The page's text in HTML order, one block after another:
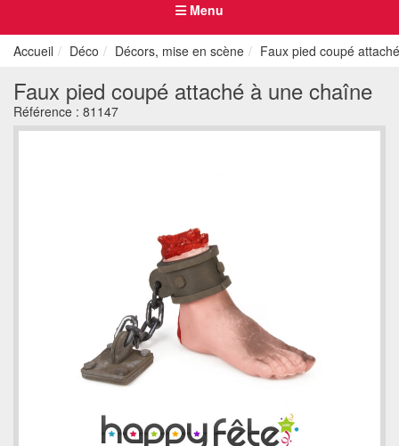
Menu
Accueil Déco Décors, mise en scène Faux pied coupé
Faux pied coupé attaché à une chaîne
Référence : 81147